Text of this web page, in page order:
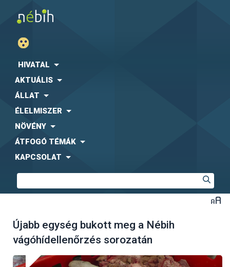
HIVATAL
AKTUÁLIS
ÁLLAT
ÉLELMISZER
NÖVÉNY
ÁTFOGÓ TÉMÁK
KAPCSOLAT
Újabb egység bukott meg a Nébih
vágóhídellenőrzés sorozatán